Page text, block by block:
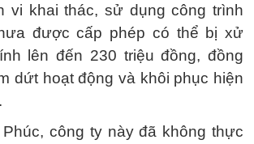
vi khai thác, sử dụng công trình
được cấp phép có thể bị xử
lên đến 230 triệu đồng, đồng
dứt hoạt động và khôi phục hiện
công ty này đã không thực